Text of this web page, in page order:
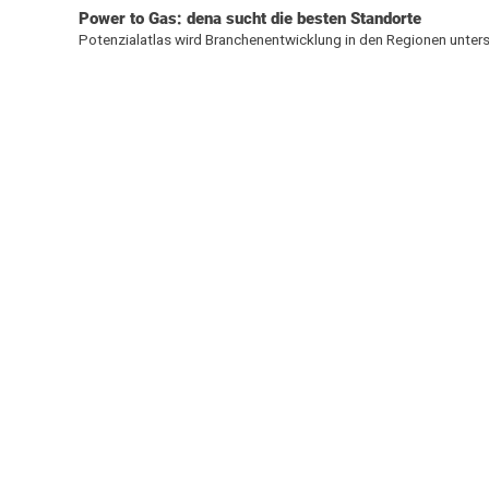
Power to Gas: dena sucht die besten Standorte
Potenzialatlas wird Branchenentwicklung in den Regionen